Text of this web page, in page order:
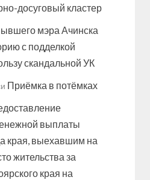
досуговый кластер
мэра Ачинска
с подделкой
скандальной УК
Приёмка в потёмках
выплаты
края, выехавшим на
жительства за
края на